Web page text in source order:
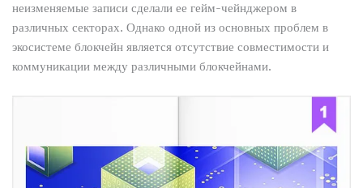
неизменяемые записи сделали ее гейм-чейнджером в
различных секторах. Однако одной из основных проблем в
экосистеме блокчейн является отсутствие совместимости и
коммуникации между различными блокчейнами.